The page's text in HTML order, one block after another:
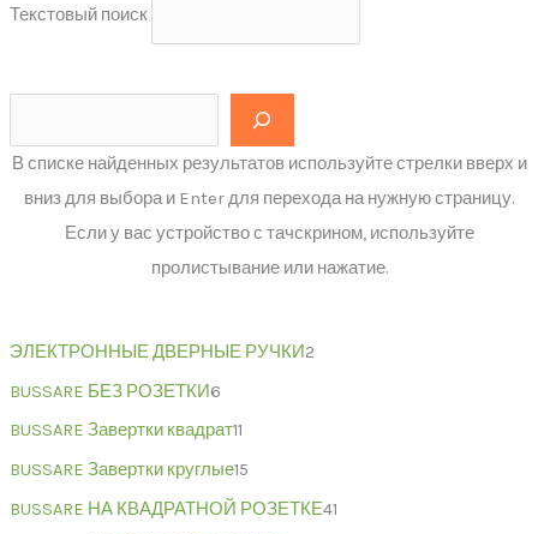
Текстовый поиск
В списке найденных результатов используйте стрелки вверх и
вниз для выбора и Enter для перехода на нужную страницу.
Если у вас устройство с тачскрином, используйте
пролистывание или нажатие.
ЭЛЕКТРОННЫЕ ДВЕРНЫЕ РУЧКИ2
BUSSARE БЕЗ РОЗЕТКИ6
BUSSARE Завертки квадрат11
BUSSARE Завертки круглые15
BUSSARE НА КВАДРАТНОЙ РОЗЕТКЕ41